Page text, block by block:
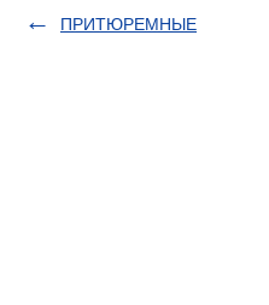
ПРИТЮРЕМНЫЕ